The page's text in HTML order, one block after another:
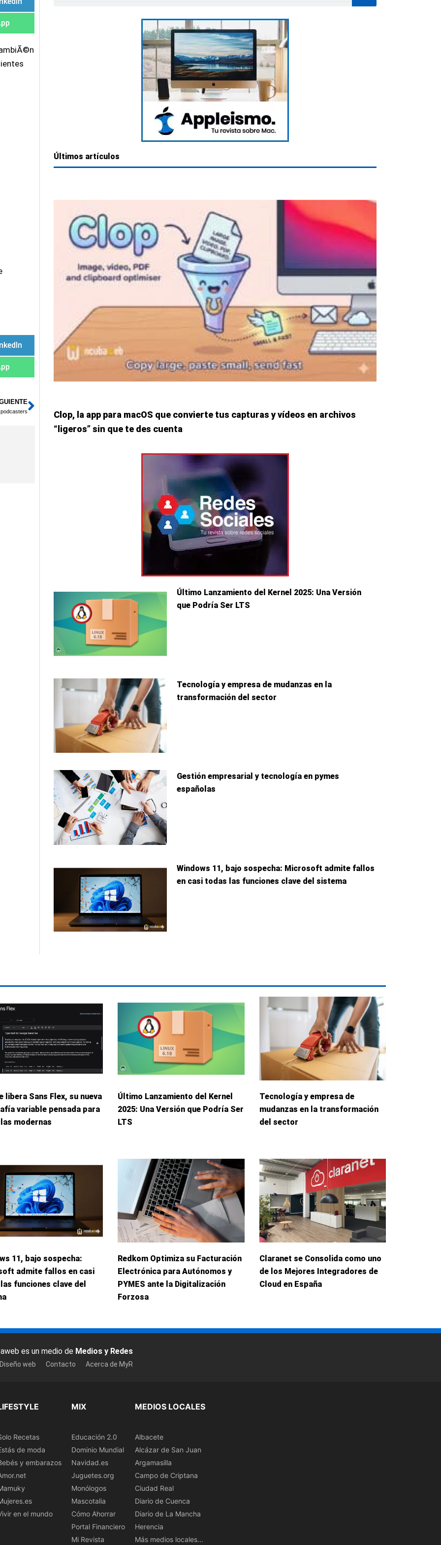
Siguiente
Últimos artículos
Clop, la app para macOS que convierte tus capturas y vídeos en archivos
“ligeros” sin que te des cuenta
Último Lanzamiento del Kernel 2025: Una Versión
que Podría Ser LTS
Tecnología y empresa de mudanzas en la
transformación del sector
Gestión empresarial y tecnología en pymes
españolas
Windows 11, bajo sospecha: Microsoft admite fallos
en casi todas las funciones clave del sistema
libera Sans Flex, su nueva
variable pensada para
modernas
Último Lanzamiento del Kernel
2025: Una Versión que Podría Ser
LTS
Tecnología y empresa de
mudanzas en la transformación
del sector
11, bajo sospecha:
admite fallos en casi
funciones clave del
Redkom Optimiza su Facturación
Electrónica para Autónomos y
PYMES ante la Digitalización
Forzosa
Claranet se Consolida como uno
de los Mejores Integradores de
Cloud en España
es un medio de Medios y Redes
web Contacto Acerca de MyR
Recetas
de moda
y embarazos
en el mundo
MIX
Educación 2.0
Dominio Mundial
Navidad.es
Juguetes.org
Monólogos
Mascotalia
Cómo Ahorrar
Portal Financiero
Mi Revista
MEDIOS LOCALES
Albacete
Alcázar de San Juan
Argamasilla
Campo de Criptana
Ciudad Real
Diario de Cuenca
Diario de La Mancha
Herencia
Más medios locales...